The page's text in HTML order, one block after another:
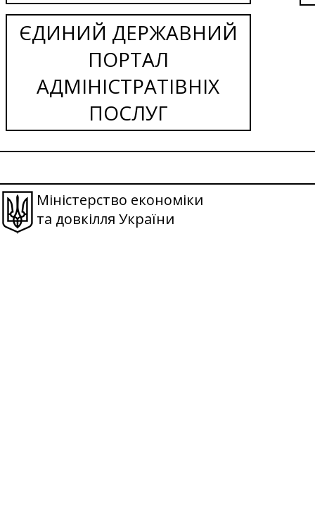
ЄДИНИЙ ДЕРЖАВНИЙ
ПОРТАЛ
АДМІНІСТРАТІВНІХ
ПОСЛУГ
Міністерство економіки
та довкілля України